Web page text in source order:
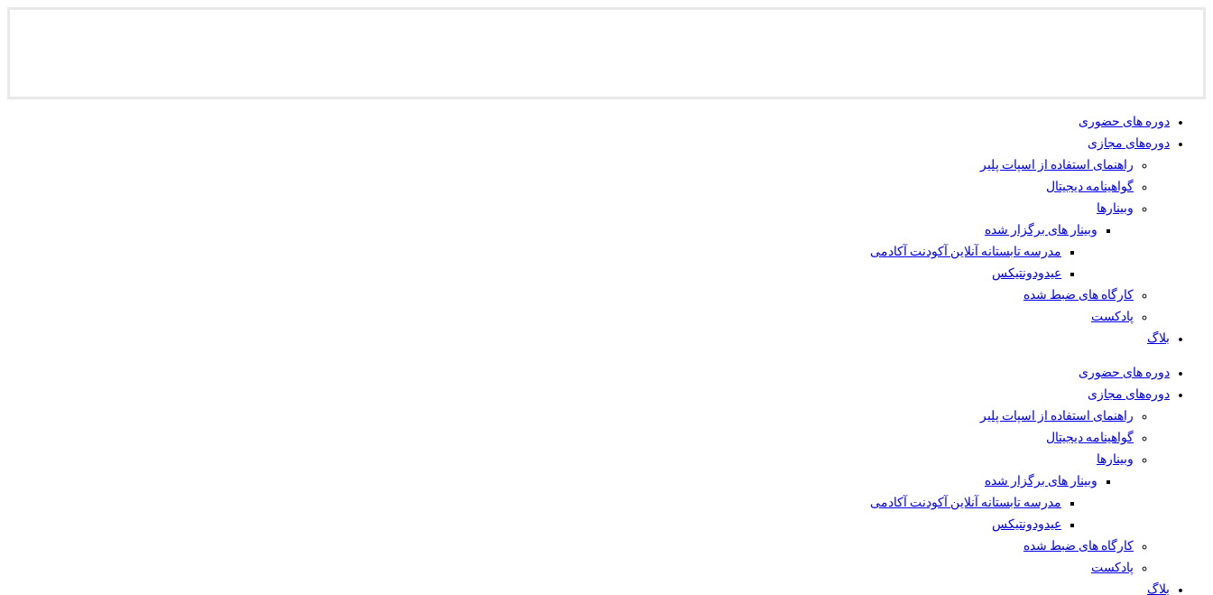
دوره های حضوری
دوره‌های مجازی
راهنمای استفاده از اسپات پلیر
گواهینامه دیجیتال
وبینار‌ها
وبینار های برگزار شده
مدرسه تابستانه آنلاین آکودنت آکادمی
عیدودونتیکس
کارگاه های ضبط شده
پادکست
بلاگ
دوره های حضوری
دوره‌های مجازی
راهنمای استفاده از اسپات پلیر
گواهینامه دیجیتال
وبینار‌ها
وبینار های برگزار شده
مدرسه تابستانه آنلاین آکودنت آکادمی
عیدودونتیکس
کارگاه های ضبط شده
پادکست
بلاگ